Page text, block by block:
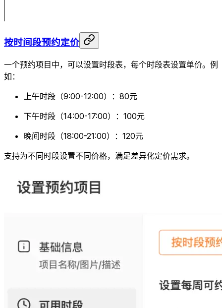
按时间段预约定价
一个预约项目中，可以设置时段表，每个时段表设置单价。例
如：
上午时段（9:00-12:00）：80元
下午时段（14:00-17:00）：100元
晚间时段（18:00-21:00）：120元
支持为不同时段设置不同价格，满足差异化定价需求。